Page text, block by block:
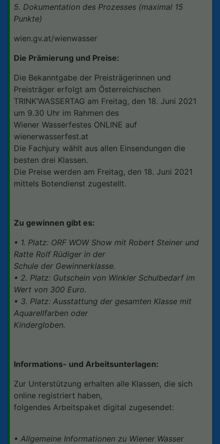
5. Dokumentation des Prozesses (maximal 15
Punkte)
wien.gv.at/wienwasser
Die Prämierung und Preise:
Die Bekanntgabe der Preisträgerinnen und
Preisträger erfolgt am Österreichischen
TRINK’WASSERTAG am Freitag, den 18. Juni 2021
um 9.30 Uhr im Rahmen des
Wiener Wasserfestes ONLINE auf
wienerwasserfest.at
Die Fachjury wählt aus allen Einsendungen die
besten drei Klassen.
Die Preise werden am Freitag, den 18. Juni 2021
mittels Botendienst zugestellt.
Zu gewinnen gibt es:
• 1. Platz: ORF WOW Show mit Robert Steiner und
Ratte Rolf Rüdiger in der
Schule der Gewinnerklasse.
• 2. Platz: Gutschein von Winkler Schulbedarf im
Wert von 300 Euro.
• 3. Platz: Ausstattung der gesamten Klasse mit
Aquarellfarben oder
Kindergloben.
Informations- und Arbeitsunterlagen:
Zur Unterstützung erhalten alle Klassen, die sich
online registriert haben,
folgendes Arbeitspaket digital zugesendet:
• Allgemeine Informationen zu Wiener Wasser